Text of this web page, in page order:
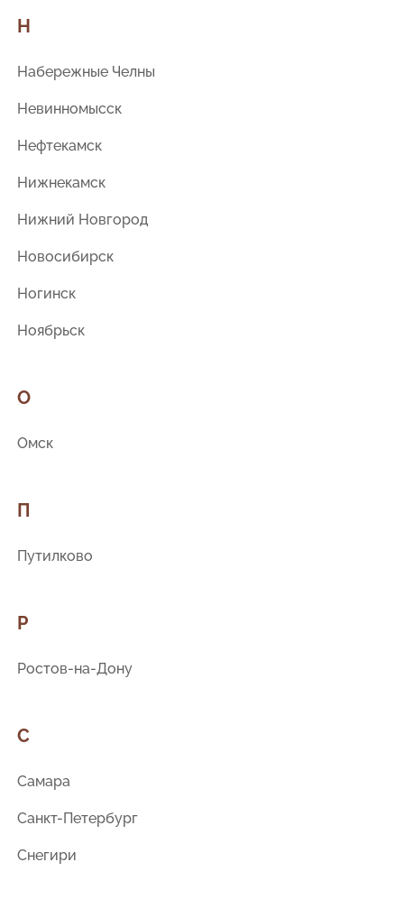
Н
Набережные Челны
Невинномысск
Нефтекамск
Нижнекамск
Нижний Новгород
Новосибирск
Ногинск
Ноябрьск
О
Омск
П
Путилково
Р
Ростов-на-Дону
С
Самара
Санкт-Петербург
Снегири